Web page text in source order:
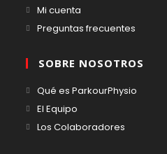
Mi cuenta
Preguntas frecuentes
SOBRE NOSOTROS
Qué es ParkourPhysio
El Equipo
Los Colaboradores